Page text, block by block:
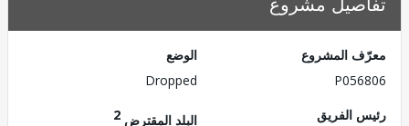
مشروع
المشروع
Dropped
الفريق
البلد المقترض